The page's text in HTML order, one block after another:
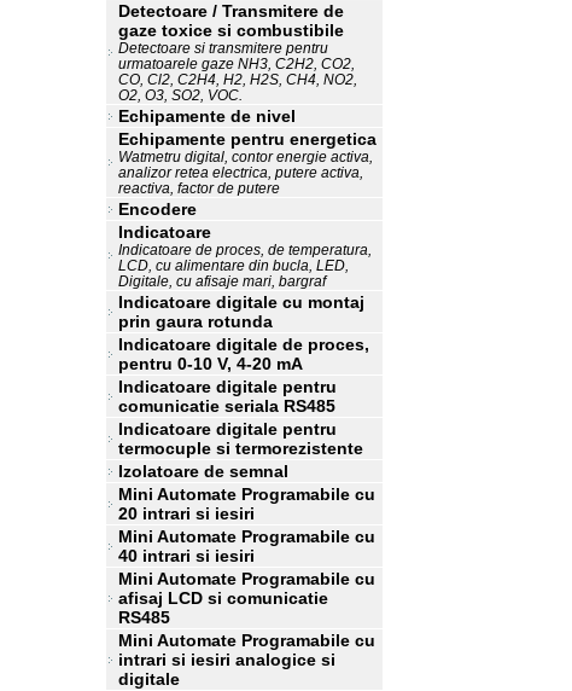
Detectoare / Transmitere de
gaze toxice si combustibile
Detectoare si transmitere pentru
urmatoarele gaze NH3, C2H2, CO2,
CO, Cl2, C2H4, H2, H2S, CH4, NO2,
O2, O3, SO2, VOC.
Echipamente de nivel
Echipamente pentru energetica
Watmetru digital, contor energie activa,
analizor retea electrica, putere activa,
reactiva, factor de putere
Encodere
Indicatoare
Indicatoare de proces, de temperatura,
LCD, cu alimentare din bucla, LED,
Digitale, cu afisaje mari, bargraf
Indicatoare digitale cu montaj
prin gaura rotunda
Indicatoare digitale de proces,
pentru 0-10 V, 4-20 mA
Indicatoare digitale pentru
comunicatie seriala RS485
Indicatoare digitale pentru
termocuple si termorezistente
Izolatoare de semnal
Mini Automate Programabile cu
20 intrari si iesiri
Mini Automate Programabile cu
40 intrari si iesiri
Mini Automate Programabile cu
afisaj LCD si comunicatie
RS485
Mini Automate Programabile cu
intrari si iesiri analogice si
digitale